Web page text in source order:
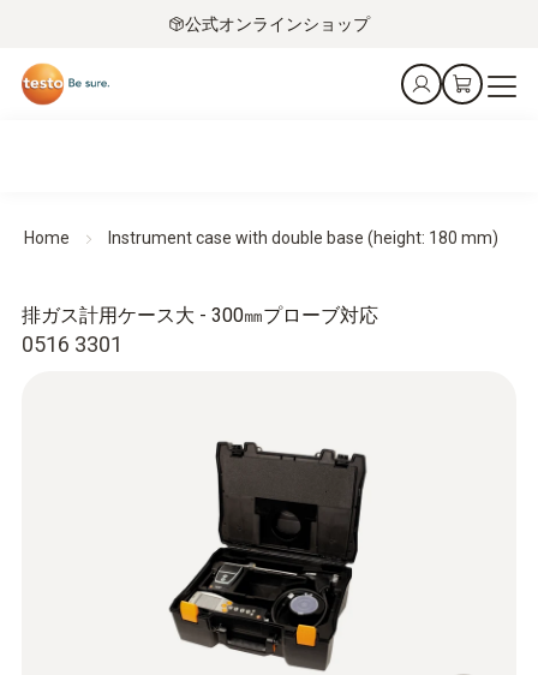
公式オンラインショップ
Home Instrument case with double base (height: 180 mm)
0516 3301
排ガス計用ケース大 - 300㎜プローブ対応